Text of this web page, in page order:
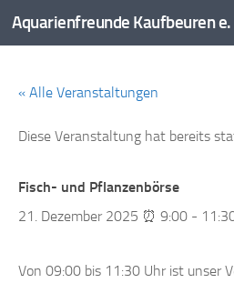
Zum Inhalt springen
Aquarienfreunde Kaufbeuren e.
« Alle Veranstaltungen
Diese Veranstaltung hat bereits
Fisch- und Pflanzenbörse
21. Dezember 2025 ⏰ 9:00 -
Von 09:00 bis 11:30 Uhr ist unser